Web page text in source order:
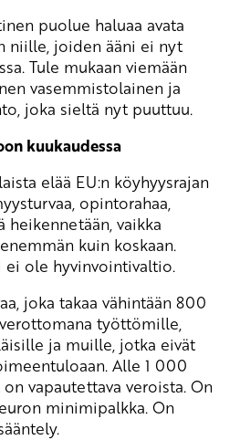
puolue haluaa avata
niille, joiden ääni ei nyt
Tule mukaan viemään
vasemmistolainen ja
joka sieltä nyt puuttuu.
kuukaudessa
elää EU:n köyhyysrajan
opintorahaa,
heikennetään, vaikka
kuin koskaan.
ole hyvinvointivaltio.
joka takaa vähintään 800
työttömille,
ja muille, jotka eivät
Alle 1 000
vapautettava veroista. On
minimipalkka. On